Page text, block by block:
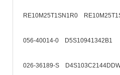
RE10M25T1SN1R0
056-40014-0 D5S10941342B1
026-36189-S